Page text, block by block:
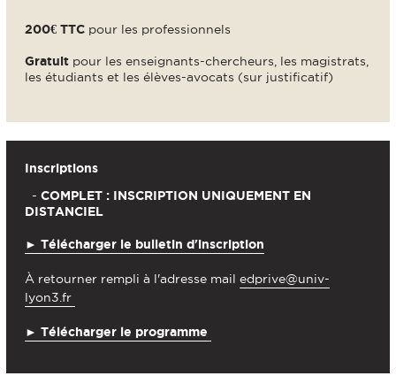
200€ TTC pour les professionnels
Gratuit pour les enseignants-chercheurs, les magistrats,
les étudiants et les élèves-avocats (sur justificatif)
Inscriptions
- COMPLET : INSCRIPTION UNIQUEMENT EN
DISTANCIEL
► Télécharger le bulletin d'inscription
À retourner rempli à l'adresse mail edprive@univ-
lyon3.fr
► Télécharger le programme